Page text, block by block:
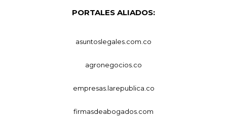
PORTALES ALIADOS:
asuntoslegales.com.co
agronegocios.co
empresas.larepublica.co
firmasdeabogados.com